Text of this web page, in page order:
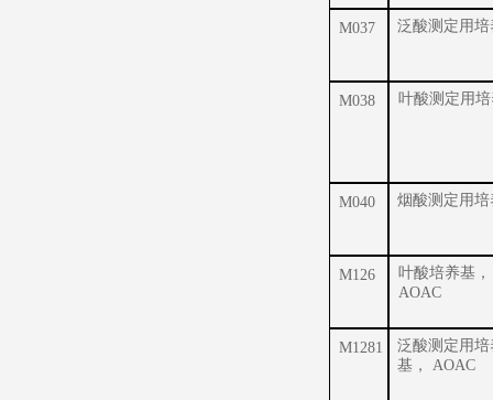
M037 泛酸测定用培
M038 叶酸测定用
M040 烟酸测定用
M126
叶酸培养基，
AOAC
M1281
泛酸测定用培
基， AOAC